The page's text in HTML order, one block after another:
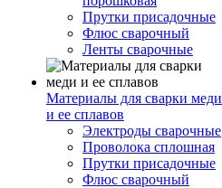
Прутки присадочные
Флюс сварочный
Ленты сварочные
Материалы для сварки меди
и ее сплавов
Электроды сварочные
Проволока сплошная
Прутки присадочные
Флюс сварочный